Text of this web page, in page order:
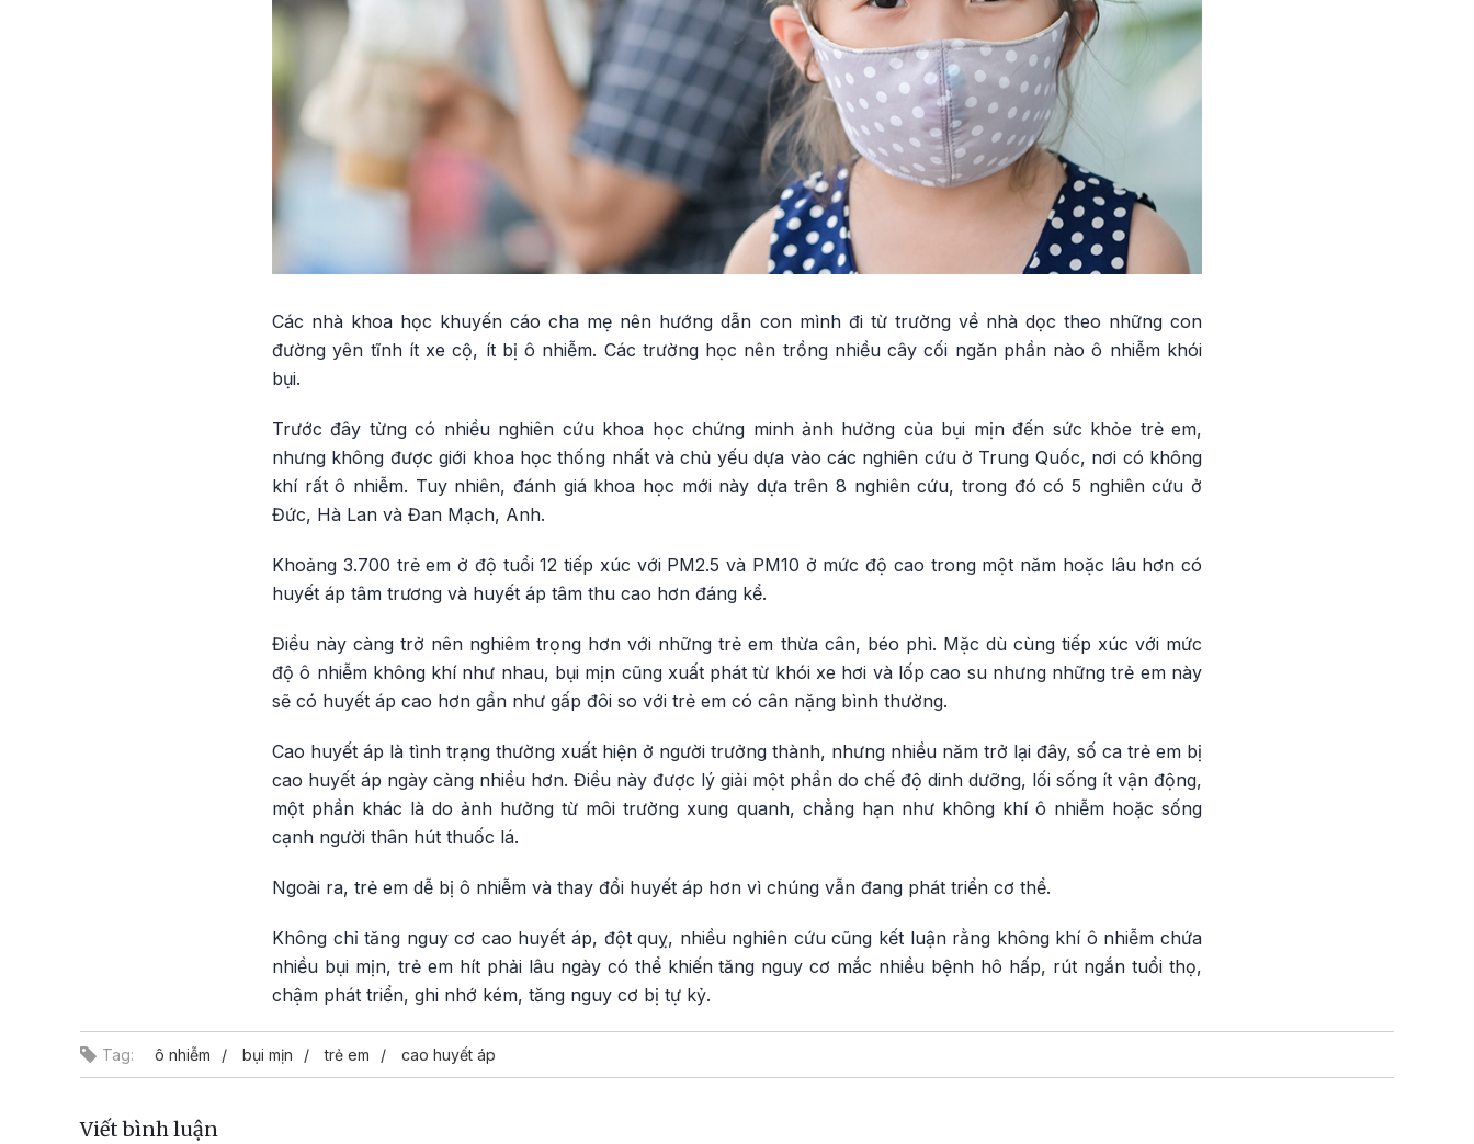
Các nhà khoa học khuyến cáo cha mẹ nên hướng dẫn con mình đi từ trường về nhà dọc theo những con
đường yên tĩnh ít xe cộ, ít bị ô nhiễm. Các trường học nên trồng nhiều cây cối ngăn phần nào ô nhiễm khói
bụi.
Trước đây từng có nhiều nghiên cứu khoa học chứng minh ảnh hưởng của bụi mịn đến sức khỏe trẻ em,
nhưng không được giới khoa học thống nhất và chủ yếu dựa vào các nghiên cứu ở Trung Quốc, nơi có không
khí rất ô nhiễm. Tuy nhiên, đánh giá khoa học mới này dựa trên 8 nghiên cứu, trong đó có 5 nghiên cứu ở
Đức, Hà Lan và Đan Mạch, Anh.
Khoảng 3.700 trẻ em ở độ tuổi 12 tiếp xúc với PM2.5 và PM10 ở mức độ cao trong một năm hoặc lâu hơn có
huyết áp tâm trương và huyết áp tâm thu cao hơn đáng kể.
Điều này càng trở nên nghiêm trọng hơn với những trẻ em thừa cân, béo phì. Mặc dù cùng tiếp xúc với mức
độ ô nhiễm không khí như nhau, bụi mịn cũng xuất phát từ khói xe hơi và lốp cao su nhưng những trẻ em này
sẽ có huyết áp cao hơn gần như gấp đôi so với trẻ em có cân nặng bình thường.
Cao huyết áp là tình trạng thường xuất hiện ở người trưởng thành, nhưng nhiều năm trở lại đây, số ca trẻ em bị
cao huyết áp ngày càng nhiều hơn. Điều này được lý giải một phần do chế độ dinh dưỡng, lối sống ít vận động,
một phần khác là do ảnh hưởng từ môi trường xung quanh, chẳng hạn như không khí ô nhiễm hoặc sống
cạnh người thân hút thuốc lá.
Ngoài ra, trẻ em dễ bị ô nhiễm và thay đổi huyết áp hơn vì chúng vẫn đang phát triển cơ thể.
Không chỉ tăng nguy cơ cao huyết áp, đột quỵ, nhiều nghiên cứu cũng kết luận rằng không khí ô nhiễm chứa
nhiều bụi mịn, trẻ em hít phải lâu ngày có thể khiến tăng nguy cơ mắc nhiều bệnh hô hấp, rút ngắn tuổi thọ,
chậm phát triển, ghi nhớ kém, tăng nguy cơ bị tự kỷ.
Tag: ô nhiễm bụi mịn trẻ em cao huyết áp
Viết bình luận